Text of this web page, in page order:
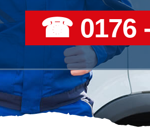
☎ 0176 -